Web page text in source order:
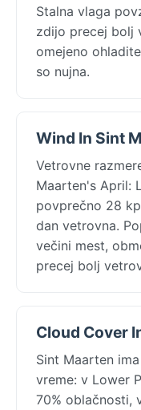
Stalna vlaga
zdijo precej bolj
omejeno
so nujna.
Wind In Sint
Vetrovne
Maarten's April:
povprečno 28
dan vetrovna.
večini mest,
precej bolj
Cloud Cover
Sint Maarten
vreme: v Lower
70% oblačnosti,